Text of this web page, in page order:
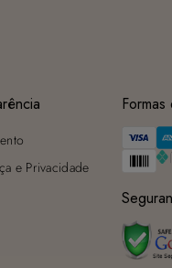
e Privacidade